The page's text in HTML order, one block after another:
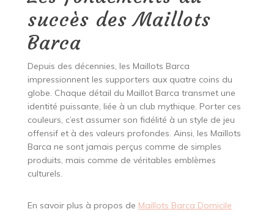
succès des Maillots
Barca
Depuis des décennies, les Maillots Barca
impressionnent les supporters aux quatre coins du
globe. Chaque détail du Maillot Barca transmet une
identité puissante, liée à un club mythique. Porter ces
couleurs, c’est assumer son fidélité à un style de jeu
offensif et à des valeurs profondes. Ainsi, les Maillots
Barca ne sont jamais perçus comme de simples
produits, mais comme de véritables emblèmes
culturels.
En savoir plus à propos de Maillots Barca Domicile